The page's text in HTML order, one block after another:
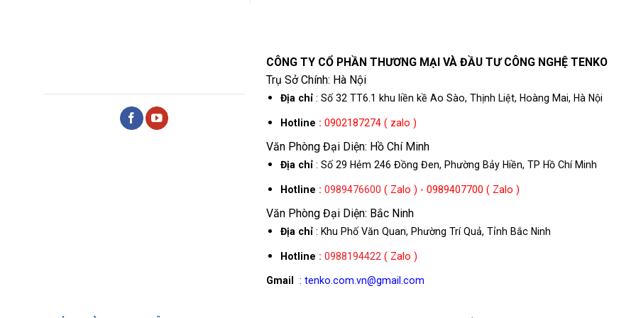
CÔNG TY CỔ PHẦN THƯƠNG MẠI VÀ ĐẦU TƯ CÔNG NGHỆ TENKO
Trụ Sở Chính: Hà Nội
Địa chỉ : Số 32 TT6.1 khu liền kề Ao Sào, Thịnh Liệt, Hoàng Mai, Hà Nội
Hotline : 0902187274 ( zalo )
Văn Phòng Đại Diện: Hồ Chí Minh
Địa chỉ : Số 29 Hẻm 246 Đồng Đen, Phường Bảy Hiền, TP Hồ Chí Minh
Hotline : 0989476600 ( Zalo ) - 0989407700 ( Zalo )
Văn Phòng Đại Diện: Bắc Ninh
Địa chỉ : Khu Phố Văn Quan, Phường Trí Quả, Tỉnh Bắc Ninh
Hotline : 0988194422 ( Zalo )
Gmail : tenko.com.vn@gmail.com